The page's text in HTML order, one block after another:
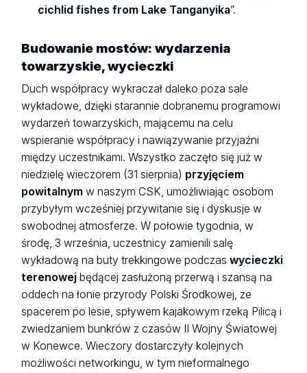
cichlid fishes from Lake Tanganyika”.
Budowanie mostów: wydarzenia
towarzyskie, wycieczki
Duch współpracy wykraczał daleko poza sale
wykładowe, dzięki starannie dobranemu programowi
wydarzeń towarzyskich, mającemu na celu
wspieranie współpracy i nawiązywanie przyjaźni
między uczestnikami. Wszystko zaczęło się już w
niedzielę wieczorem (31 sierpnia) przyjęciem
powitalnym w naszym CSK, umożliwiając osobom
przybyłym wcześniej przywitanie się i dyskusje w
swobodnej atmosferze. W połowie tygodnia, w
środę, 3 września, uczestnicy zamienili salę
wykładową na buty trekkingowe podczaswycieczki
terenowej będącej zasłużoną przerwą i szansą na
oddech na łonie przyrody Polski Środkowej, ze
spacerem po lesie, spływem kajakowym rzeką Pilicą i
zwiedzaniem bunkrów z czasów II Wojny Światowej
w Konewce. Wieczory dostarczyły kolejnych
możliwości networkingu, w tym nieformalnego